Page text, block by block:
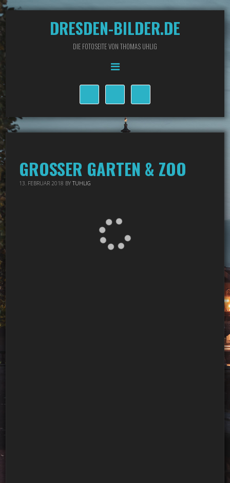
DRESDEN-BILDER.DE
DIE FOTOSEITE VON THOMAS UHLIG
GROSSER GARTEN & ZOO
13. FEBRUAR 2018 BYTUHLIG